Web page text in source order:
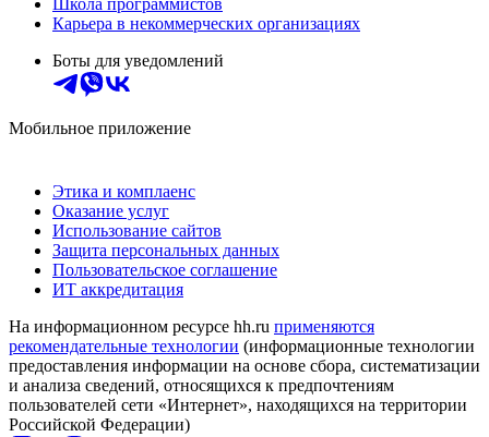
Карьера в некоммерческих организациях
Боты для уведомлений
Мобильное приложение
Этика и комплаенс
Оказание услуг
Использование сайтов
Защита персональных данных
Пользовательское соглашение
ИТ аккредитация
На информационном ресурсе hh.ru применяются
рекомендательные технологии (информационные технологии
предоставления информации на основе сбора, систематизации
и анализа сведений, относящихся к предпочтениям
пользователей сети «Интернет», находящихся на территории
Российской Федерации)